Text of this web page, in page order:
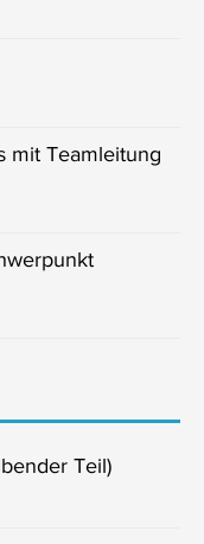
mit Teamleitung
Teil)